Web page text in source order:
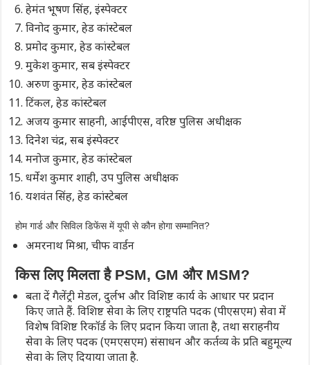
हेमंत भूषण सिंह, इंस्पेक्टर
विनोद कुमार, हेड कांस्टेबल
प्रमोद कुमार, हेड कांस्टेबल
मुकेश कुमार, सब इंस्पेक्टर
अरुण कुमार, हेड कांस्टेबल
टिंकल, हेड कांस्टेबल
अजय कुमार साहनी, आईपीएस, वरिष्ठ पुलिस अधीक्षक
दिनेश चंद्र, सब इंस्पेक्टर
मनोज कुमार, हेड कांस्टेबल
धर्मेश कुमार शाही, उप पुलिस अधीक्षक
यशवंत सिंह, हेड कांस्टेबल
होम गार्ड और सिविल डिफेंस में यूपी से कौन होगा सम्मानित?
अमरनाथ मिश्रा, चीफ वार्डन
किस लिए मिलता है PSM, GM और MSM?
बता दें गैलेंट्री मेडल, दुर्लभ और विशिष्ट कार्य के आधार पर प्रदान
किए जाते हैं. विशिष्ट सेवा के लिए राष्ट्रपति पदक (पीएसएम) सेवा में
विशेष विशिष्ट रिकॉर्ड के लिए प्रदान किया जाता है, तथा सराहनीय
सेवा के लिए पदक (एमएसएम) संसाधन और कर्तव्य के प्रति बहुमूल्य
सेवा के लिए दियाया जाता है.